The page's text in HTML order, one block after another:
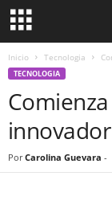
Inicio Tecnologia
TECNOLOGIA
Por Carolina Guevara -